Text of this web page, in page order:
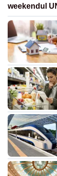
weekendul